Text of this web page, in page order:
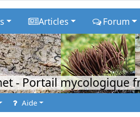
Articles Forum
- Portail mycologique
Aide